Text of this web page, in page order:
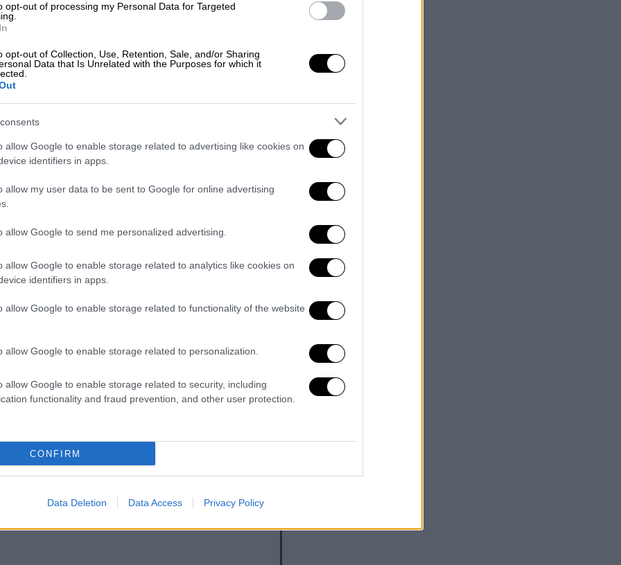
opt-out of processing my Personal Data for Targeted
opt-out of Collection, Use, Retention, Sale, and/or Sharing
Data that Is Unrelated with the Purposes for which it
allow Google to enable storage related to advertising like cookies on
identifiers in apps.
allow my user data to be sent to Google for online advertising
allow Google to send me personalized advertising.
allow Google to enable storage related to analytics like cookies on
identifiers in apps.
allow Google to enable storage related to functionality of the website
allow Google to enable storage related to personalization.
allow Google to enable storage related to security, including
functionality and fraud prevention, and other user protection.
CONFIRM
Data Deletion Data Access Privacy Policy
και αναμένεται ο
μοριακός έλεγχος
ζωήτον Ιούνιο του 2022. Η μητέρα ήταν
χωρίς τις αισθήσεις του.Ειδοποίησε
υγείας
η στοχοποίηση - Η μητέρα
κανείς
ο πρόεδρος του Συλλόγου, Κώστας
σταματήσει κάθε προσπάθεια
ο κόσμος την χαρακτηρίζει «Ρούλα
στο μεγάλωμά του δεν μπορεί να το
δύο μηνών κοριτσάκι νοσηλευόταν στο
και συγκεκριμένα με το Τμήμα
ζητήματα, αλλά πριν υπάρξει
και μας είπε
κηδείας του» είπε ο κ. Γιαννόπουλος και
που μεγάλωνε τα παιδιά της
για τη βοήθεια που ζήτησε για
ΕΘΝΟΣ θα παρεμβαίνει και τα προσβλητικά σχόλια θα